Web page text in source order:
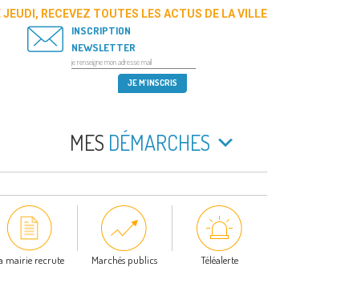
JEUDI, RECEVEZ TOUTES LES ACTUS DE LA VILLE
INSCRIPTION
NEWSLETTER
MES DÉMARCHES
mairie recrute Marchés publics Téléalerte